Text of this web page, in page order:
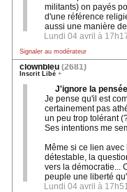
militants) on payés
d'une référence
aussi une manière
Lundi 04 avril à
Signaler au modérateur
clownbleu (2681)
Inscrit Libé +
J'ignore la
Je pense qu'il est
certainement pas
un peu trop tolérant
Ses intentions me
Même si ce lien
détestable, la
vers la démocratie...
peuple une liberté
Lundi 04 avril à